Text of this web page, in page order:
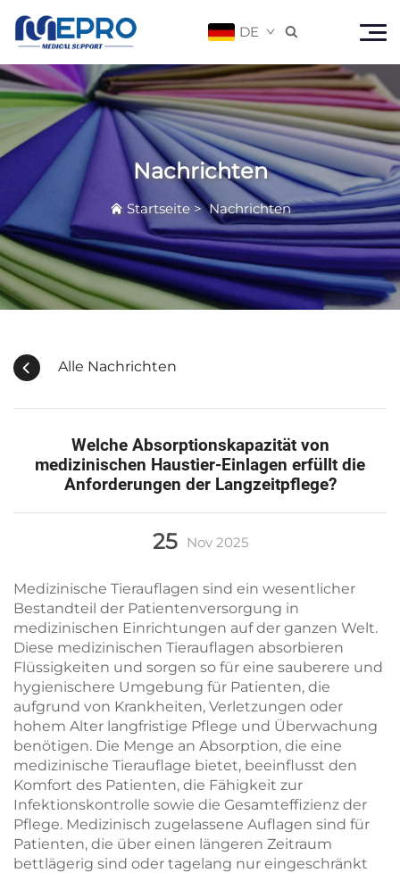
DE 
Nachrichten
Startseite>Nachrichten
Alle Nachrichten
Welche Absorptionskapazität von
medizinischen Haustier-Einlagen erfüllt die
Anforderungen der Langzeitpflege?
25 Nov 2025
Medizinische Tierauflagen sind ein wesentlicher
Bestandteil der Patientenversorgung in
medizinischen Einrichtungen auf der ganzen Welt.
Diese medizinischen Tierauflagen absorbieren
Flüssigkeiten und sorgen so für eine sauberere und
hygienischere Umgebung für Patienten, die
aufgrund von Krankheiten, Verletzungen oder
hohem Alter langfristige Pflege und Überwachung
benötigen. Die Menge an Absorption, die eine
medizinische Tierauflage bietet, beeinflusst den
Komfort des Patienten, die Fähigkeit zur
Infektionskontrolle sowie die Gesamteffizienz der
Pflege. Medizinisch zugelassene Auflagen sind für
Patienten, die über einen längeren Zeitraum
bettlägerig sind oder tagelang nur eingeschränkt